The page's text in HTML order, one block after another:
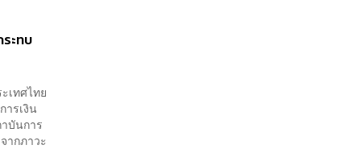
ะทบ
เทศไทย
ารเงิน
บันการ
ากภาวะ